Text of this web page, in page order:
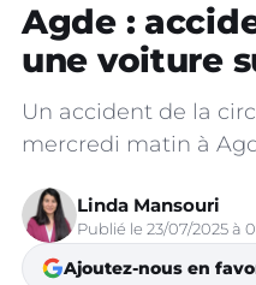
Agde :
une voiture
Un accident de la
mercredi matin à
Linda Mansouri
Publié le 23/07/2025 à
Ajoutez-nous en